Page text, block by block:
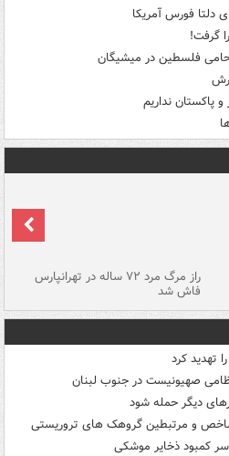
دلتا فورس آمریکا
گرفت!
حامی فلسطین در میشیگان
پاکستان نداریم
راز مرگ مرد ۷۲ ساله در تهرانپارس
فاش شد
تهدید کرد
دیگر حمله شود
کمبود ذخایر موشکی